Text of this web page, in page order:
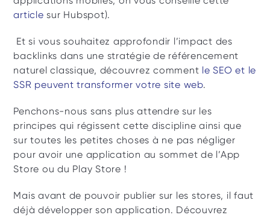
article sur Hubspot).
backlinks dans une stratégie de référencement
naturel classique, découvrez comment le SEO et le
SSR peuvent transformer votre site web.
Penchons-nous sans plus attendre sur les
principes qui régissent cette discipline ainsi que
sur toutes les petites choses à ne pas négliger
pour avoir une application au sommet de l’App
Store ou du Play Store !
Mais avant de pouvoir publier sur les stores, il faut
déjà développer son application. Découvrez